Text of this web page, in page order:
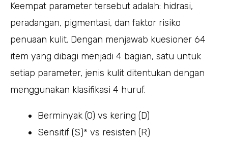
Keempat parameter tersebut adalah: hidrasi,
peradangan, pigmentasi, dan faktor risiko
penuaan kulit. Dengan menjawab kuesioner 64
item yang dibagi menjadi 4 bagian, satu untuk
setiap parameter, jenis kulit ditentukan dengan
menggunakan klasifikasi 4 huruf.
Berminyak (O) vs kering (D)
Sensitif (S)* vs resisten (R)